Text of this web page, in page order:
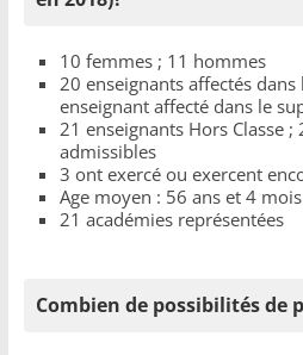
10 femmes ; 11 hommes
20 enseignants affectés dans
enseignant affecté dans le
21 enseignants Hors Classe ;
admissibles
3 ont exercé ou exercent
Age moyen : 56 ans et 4 mois
21 académies représentées
Combien de possibilités de